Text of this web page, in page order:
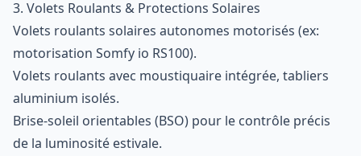
3. Volets Roulants & Protections Solaires
Volets roulants solaires autonomes motorisés (ex:
motorisation Somfy io RS100).
Volets roulants avec moustiquaire intégrée, tabliers
aluminium isolés.
Brise-soleil orientables (BSO) pour le contrôle précis
de la luminosité estivale.